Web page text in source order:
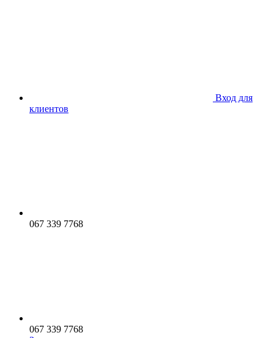
Вход для
клиентов
067 339 7768
067 339 7768